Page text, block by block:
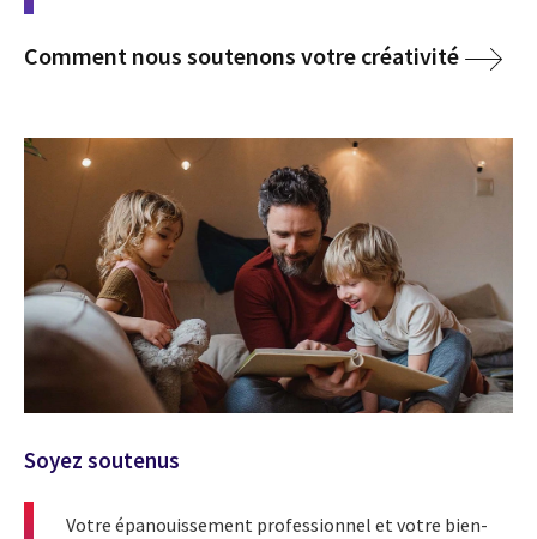
Comment nous soutenons votre créativité
Soyez soutenus
Votre épanouissement professionnel et votre bien-